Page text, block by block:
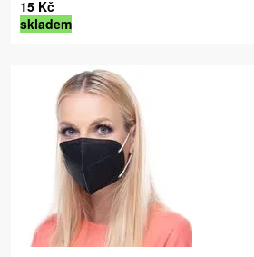
15 Kč
skladem